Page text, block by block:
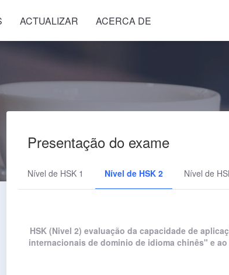
ACTUALIZAR ACERCA DE
Presentação do exame
Nível de HSK 1 Nível de HSK 2 Nível de
HSK (Nivel 2) evaluação da capacidade de
internacionais de dominio de idioma chinês" e